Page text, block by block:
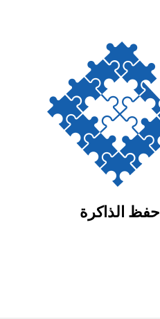
حفظ الذاكرة